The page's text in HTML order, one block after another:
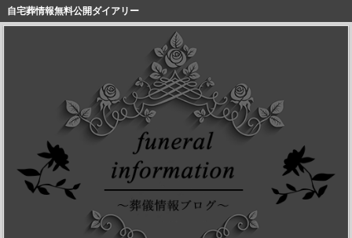
自宅葬情報無料公開ダイアリー